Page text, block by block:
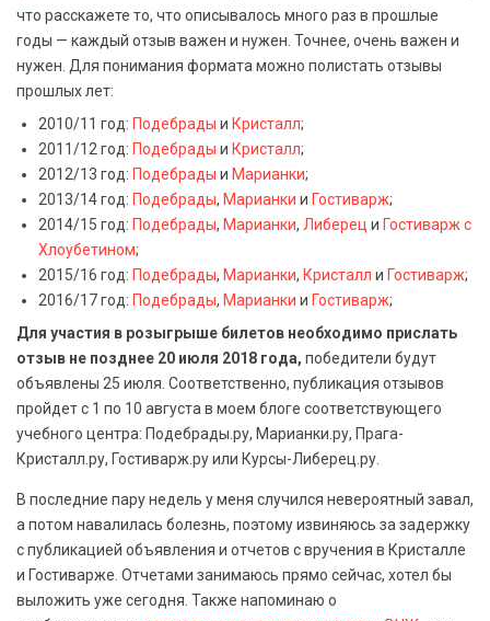
что расскажете то, что описывалось много раз в прошлые
годы — каждый отзыв важен и нужен. Точнее, очень важен и
нужен. Для понимания формата можно полистать отзывы
прошлых лет:
2010/11 год: Подебрады и Кристалл;
2011/12 год: Подебрады и Кристалл;
2012/13 год: Подебрады и Марианки;
2013/14 год: Подебрады, Марианки и Гостиварж;
2014/15 год: Подебрады, Марианки, Либерец и Гостиварж с
Хлоубетином;
2015/16 год: Подебрады, Марианки, Кристалл и Гостиварж;
2016/17 год: Подебрады, Марианки и Гостиварж;
Для участия в розыгрыше билетов необходимо прислать
отзыв не позднее 20 июля 2018 года, победители будут
объявлены 25 июля. Соответственно, публикация отзывов
пройдет с 1 по 10 августа в моем блоге соответствующего
учебного центра: Подебрады.ру, Марианки.ру, Прага-
Кристалл.ру, Гостиварж.ру или Курсы-Либерец.ру.
В последние пару недель у меня случился невероятный завал,
а потом навалилась болезнь, поэтому извиняюсь за задержку
с публикацией объявления и отчетов с вручения в Кристалле
и Гостиварже. Отчетами занимаюсь прямо сейчас, хотел бы
выложить уже сегодня. Также напоминаю о